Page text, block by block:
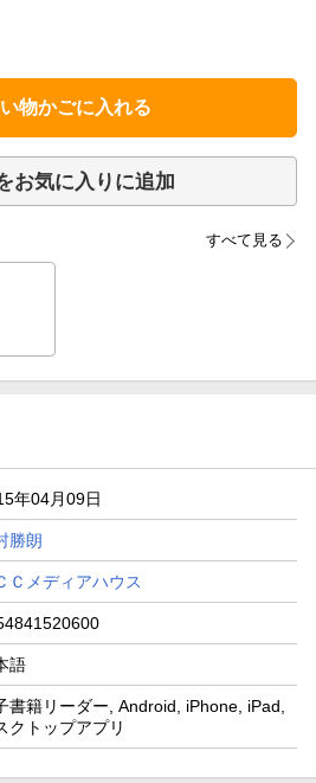
物かごに入れる
お気に入りに追加
すべて見る
年04月09日
勝朗
Ｃメディアハウス
語
書籍リーダー, Android, iPhone, iPad,
クトップアプリ